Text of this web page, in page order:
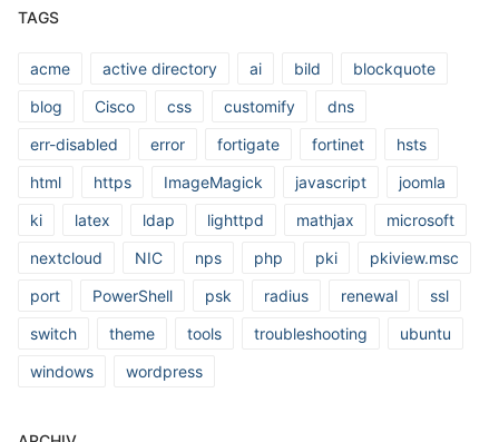
TAGS
acme active directory ai bild
blockquote
blog
Cisco css customify
dns
err-disabled
error fortigate fortinet
hsts
html
https ImageMagick javascript
joomla
ki
latex ldap lighttpd mathjax
microsoft
nextcloud
NIC nps php pki
pkiview.msc
port
PowerShell psk radius renewal
ssl
switch
theme tools troubleshooting
ubuntu
windows
wordpress